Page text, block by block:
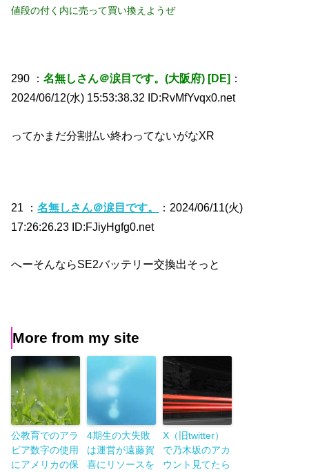
値段の付く内に売って買い換えようぜ
290 ：名無しさん＠涙目です。(大阪府) [DE] ：
2024/06/12(水) 15:53:38.32 ID:RvMfYvqx0.net
ってかまだ分割払い終わってないがなXR
21 ：名無しさん＠涙目です。
：2024/06/11(火)
17:26:26.23 ID:FJiyHgfg0.net
へーそんならSE2バッテリー交換出そっと
More from my site
公教育でのアラ
ビア数字の使用
にアメリカの保
4期生の大失敗
は運営が遠藤賀
喜にリソースを
X（旧twitter）
で乃木坂のアカ
ウント見てたら